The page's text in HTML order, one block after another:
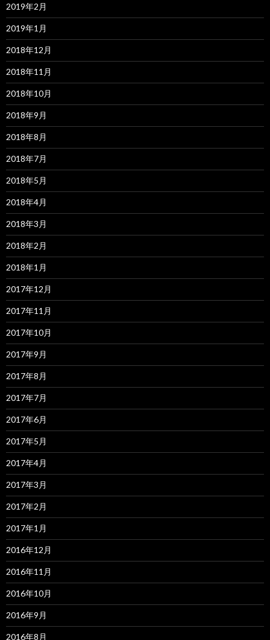
2019年2月
2019年1月
2018年12月
2018年11月
2018年10月
2018年9月
2018年8月
2018年7月
2018年5月
2018年4月
2018年3月
2018年2月
2018年1月
2017年12月
2017年11月
2017年10月
2017年9月
2017年8月
2017年7月
2017年6月
2017年5月
2017年4月
2017年3月
2017年2月
2017年1月
2016年12月
2016年11月
2016年10月
2016年9月
2016年8月